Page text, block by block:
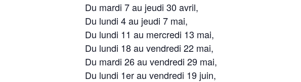
Du mardi 7 au jeudi 30 avril,
Du lundi 4 au jeudi 7 mai,
Du lundi 11 au mercredi 13 mai,
Du lundi 18 au vendredi 22 mai,
Du mardi 26 au vendredi 29 mai,
Du lundi 1er au vendredi 19 juin,